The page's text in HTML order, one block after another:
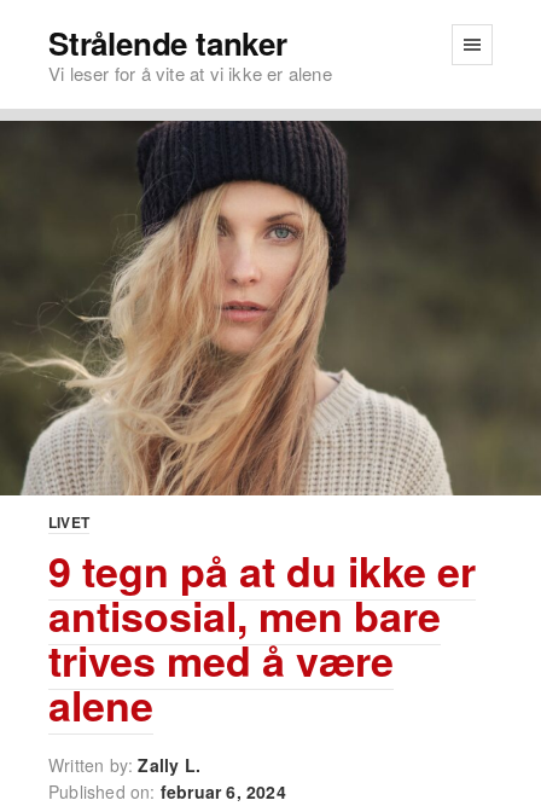
Strålende tanker
Vi leser for å vite at vi ikke er alene
LIVET
9 tegn på at du ikke er
antisosial, men bare
trives med å være
alene
Written by:Zally L.
Published on: februar 6, 2024